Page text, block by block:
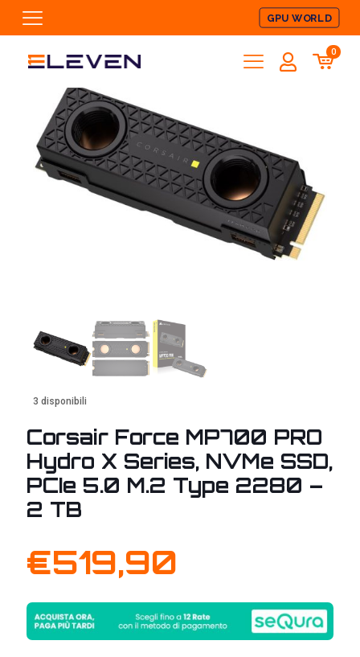
GPU WORLD
0
3 disponibili
Corsair Force MP700 PRO
Hydro X Series, NVMe SSD,
PCIe 5.0 M.2 Type 2280 –
2 TB
€519,90